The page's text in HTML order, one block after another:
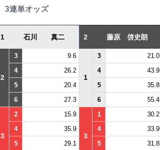
3連単オッズ
1 石川 真二 2 藤原 啓史朗
2
3 9.6
1
3 21.0
4
26.2 4 43.9
5
20.4 5 35.8
6
27.3 6 55.4
3
2 15.9
3
1 30.2
4
35.9 4 33.9
5
29.1 5 31.8